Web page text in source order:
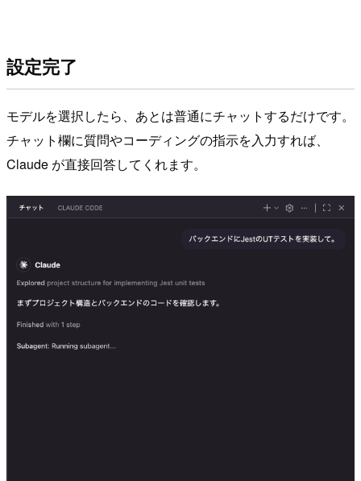
設定完了
モデルを選択したら、あとは普通にチャットするだけです。
チャット欄に質問やコーディングの指示を入力すれば、
Claude が直接回答してくれます。